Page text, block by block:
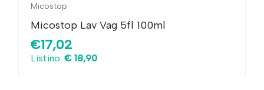
Micostop
Micostop Lav Vag 5fl 100ml
€17,02
Listino: € 18,90